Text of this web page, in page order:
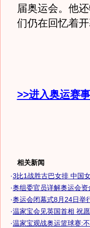
届奥运会。他
们仍在回忆着开
>>进入奥运赛
相关新闻
·3比1战胜古巴女排 中国
·奥组委官员详解奥运会资
·奥运会闭幕式8月24日举
·温家宝会见英国首相 祝
·温家宝观战奥运篮球赛: